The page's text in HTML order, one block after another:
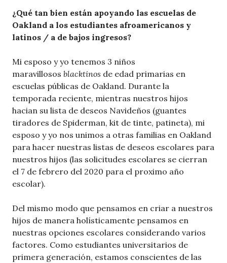
¿Qué tan bien están apoyando las escuelas de
Oakland a los estudiantes afroamericanos y
latinos / a de bajos ingresos?
Mi esposo y yo tenemos 3 niños
maravillosos blacktinos de edad primarias en
escuelas públicas de Oakland. Durante la
temporada reciente, mientras nuestros hijos
hacian su lista de deseos Navideños (guantes
tiradores de Spiderman, kit de tinte, patineta), mi
esposo y yo nos unimos a otras familias en Oakland
para hacer nuestras listas de deseos escolares para
nuestros hijos (las solicitudes escolares se cierran
el 7 de febrero del 2020 para el proximo año
escolar).
Del mismo modo que pensamos en criar a nuestros
hijos de manera holísticamente pensamos en
nuestras opciones escolares considerando varios
factores. Como estudiantes universitarios de
primera generación, estamos conscientes de las